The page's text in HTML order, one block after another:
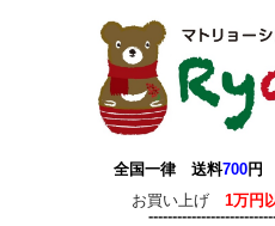
全国一律 送料700円
お買い上げ 1万円